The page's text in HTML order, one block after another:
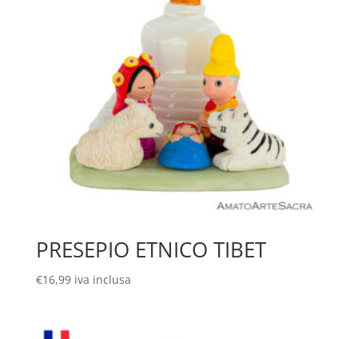
PRESEPIO ETNICO TIBET
€16,99 iva inclusa